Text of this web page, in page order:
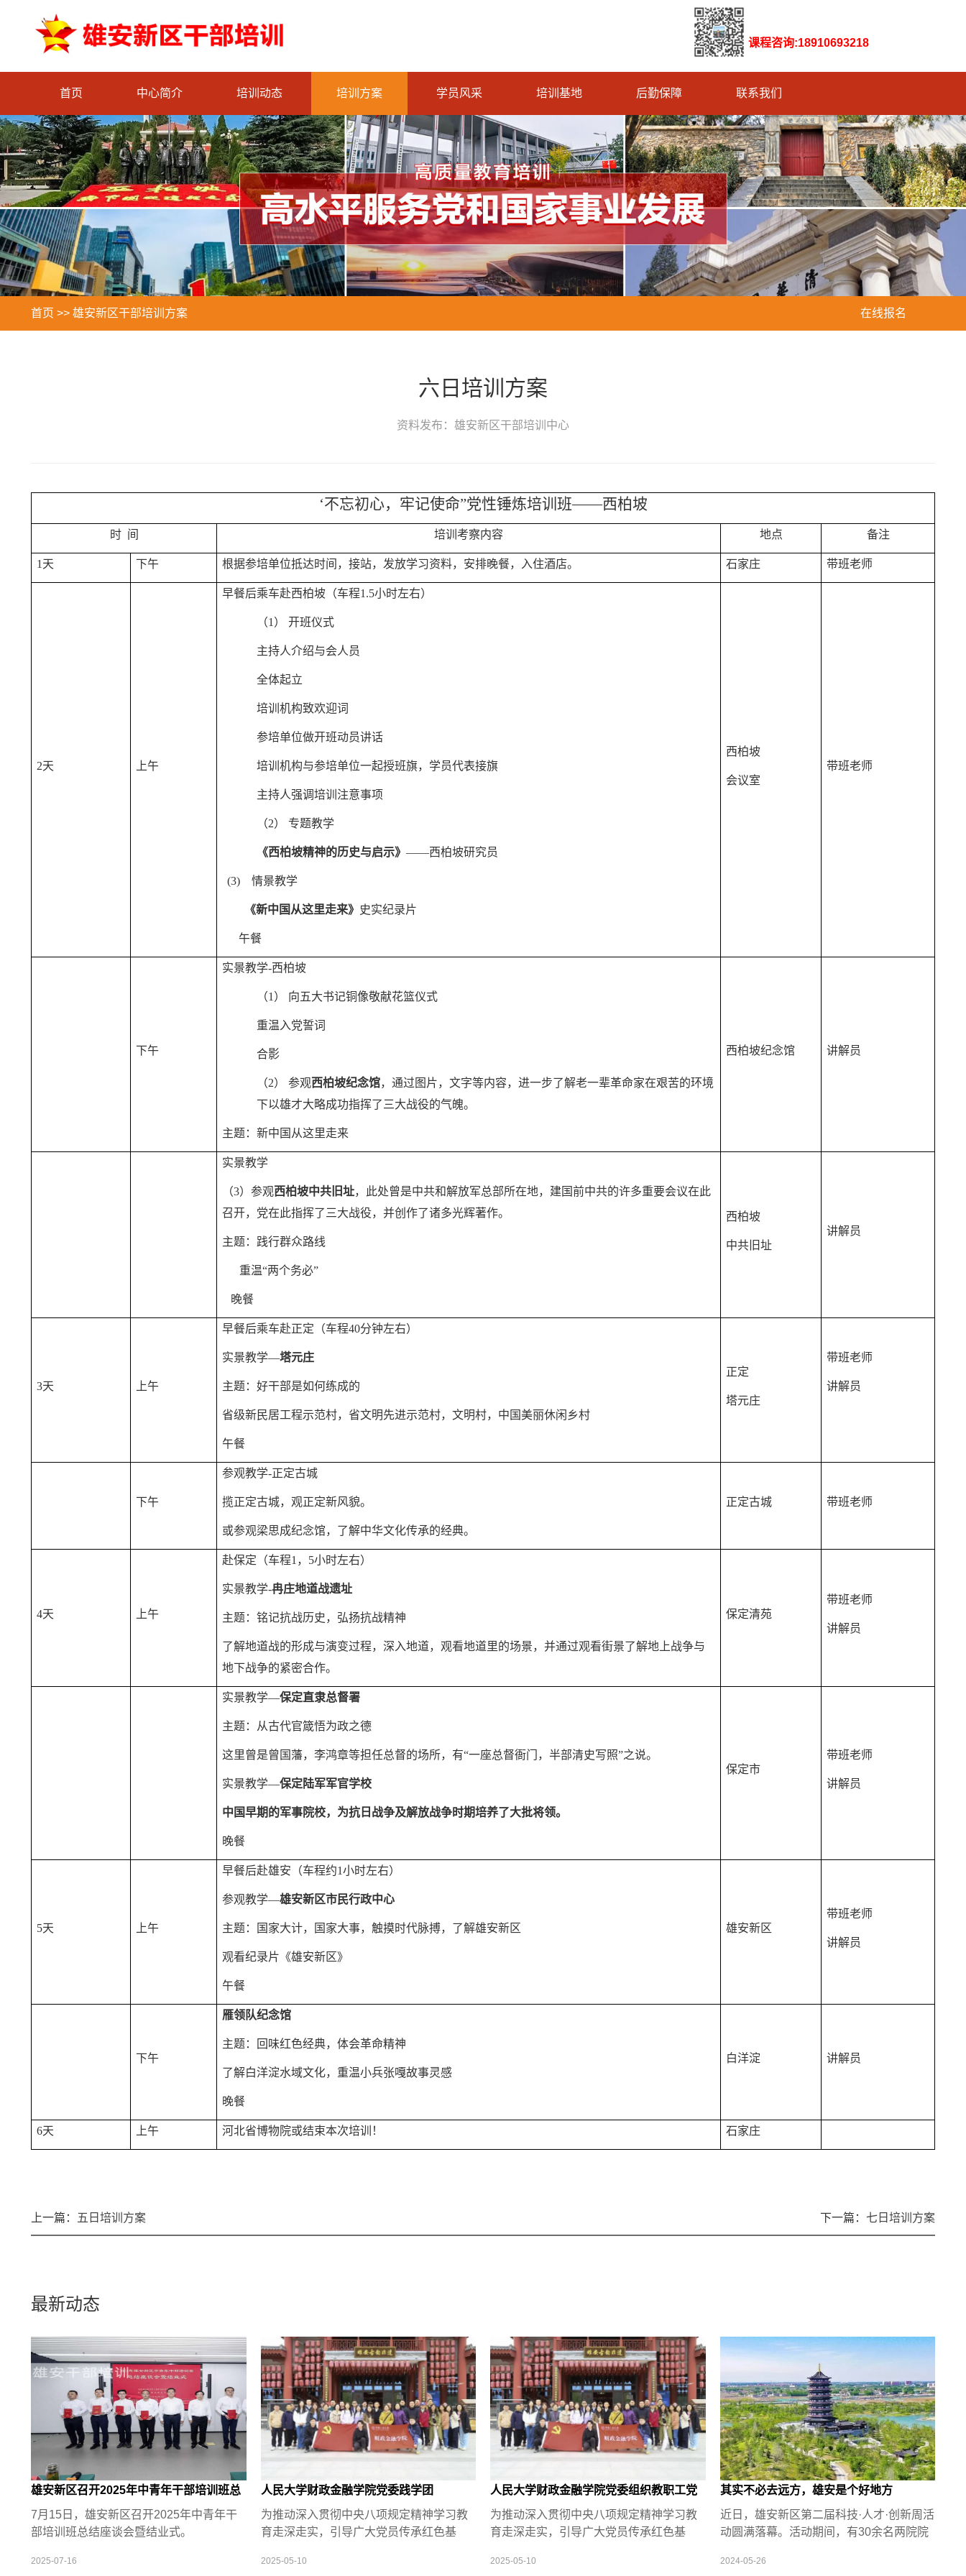
课程咨询:18910693218
首页 中心简介 培训动态 培训方案 学员风采 培训基地 后勤保障 联系我们
首页 >> 雄安新区干部培训方案 在线报名
六日培训方案
资料发布：雄安新区干部培训中心
‘不忘初心，牢记使命”党性锤炼培训班——西柏坡
时 间 培训考察内容 地点 备注
1天 下午 根据参培单位抵达时间，接站，发放学习资料，安排晚餐，入住酒店。 石家庄 带班老师
2天 上午
早餐后乘车赴西柏坡（车程1.5小时左右）
（1） 开班仪式
主持人介绍与会人员
全体起立
培训机构致欢迎词
参培单位做开班动员讲话
培训机构与参培单位一起授班旗，学员代表接旗
主持人强调培训注意事项
（2） 专题教学
《西柏坡精神的历史与启示》 ——西柏坡研究员
(3) 情景教学
《新中国从这里走来》 史实纪录片
午餐
西柏坡
会议室
带班老师
下午
实景教学-西柏坡
（1） 向五大书记铜像敬献花篮仪式
重温入党誓词
合影
（2） 参观西柏坡纪念馆，通过图片，文字等内容，进一步了解老一辈革命家在艰苦的环境
下以雄才大略成功指挥了三大战役的气魄。
主题：新中国从这里走来
西柏坡纪念馆 讲解员
实景教学
（3）参观西柏坡中共旧址，此处曾是中共和解放军总部所在地，建国前中共的许多重要会议在此
召开，党在此指挥了三大战役，并创作了诸多光辉著作。
主题：践行群众路线
重温“两个务必”
晚餐
西柏坡
中共旧址
讲解员
3天 上午
早餐后乘车赴正定（车程40分钟左右）
实景教学—塔元庄
主题：好干部是如何练成的
省级新民居工程示范村，省文明先进示范村，文明村，中国美丽休闲乡村
午餐
正定
塔元庄
带班老师
讲解员
下午
参观教学-正定古城
揽正定古城，观正定新风貌。
或参观梁思成纪念馆，了解中华文化传承的经典。
正定古城 带班老师
4天 上午
赴保定（车程1，5小时左右）
实景教学-冉庄地道战遗址
主题：铭记抗战历史，弘扬抗战精神
了解地道战的形成与演变过程，深入地道，观看地道里的场景，并通过观看街景了解地上战争与
地下战争的紧密合作。
保定清苑
带班老师
讲解员
实景教学—保定直隶总督署
主题：从古代官箴悟为政之德
这里曾是曾国藩，李鸿章等担任总督的场所，有“一座总督衙门，半部清史写照”之说。
实景教学—保定陆军军官学校
中国早期的军事院校，为抗日战争及解放战争时期培养了大批将领。
晚餐
保定市
带班老师
讲解员
5天 上午
早餐后赴雄安（车程约1小时左右）
参观教学—雄安新区市民行政中心
主题：国家大计，国家大事，触摸时代脉搏，了解雄安新区
观看纪录片《雄安新区》
午餐
雄安新区
带班老师
讲解员
下午
雁领队纪念馆
主题：回味红色经典，体会革命精神
了解白洋淀水域文化，重温小兵张嘎故事灵感
晚餐
白洋淀 讲解员
6天 上午 河北省博物院或结束本次培训！ 石家庄
上一篇： 五日培训方案 下一篇： 七日培训方案
最新动态
雄安新区召开2025年中青年干部培训班总
结座谈会暨结业式
7月15日，雄安新区召开2025年中青年干
部培训班总结座谈会暨结业式。
2025-07-16
人民大学财政金融学院党委践学团
为推动深入贯彻中央八项规定精神学习教
育走深走实，引导广大党员传承红色基
日-19日，财政金融学院党委组织教职工党
2025-05-10
人民大学财政金融学院党委组织教职工党
员赴雄安新区、正定开展践学活动
为推动深入贯彻中央八项规定精神学习教
育走深走实，引导广大党员传承红色基
日-19日，财政金融学院党委组织教职工党
2025-05-10
其实不必去远方，雄安是个好地方
近日，雄安新区第二届科技·人才·创新周活
动圆满落幕。活动期间，有30余名两院院
不必去远方，雄安是个好地方”成为这次活
2024-05-26